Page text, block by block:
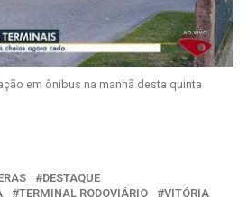
em ônibus na manhã desta quinta
DESTAQUE
TERMINAL RODOVIÁRIO VITÓRIA